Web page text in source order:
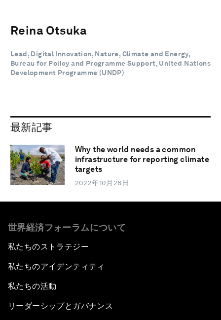
Reina Otsuka
Lead, Digital Innovation, Nature, Climate and Energy,
Bureau for Policy and Programme Support, United Nations
Development Programme (UNDP)
最新記事
Why the world needs a common
infrastructure for reporting climate
targets
2022年10月26日
世界経済フォーラムについて
私たちのストラテジー
私たちのアイデンティティ
私たちの活動
リーダーシップとガバナンス